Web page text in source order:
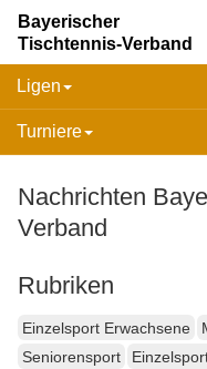
Bayerischer
Tischtennis-Verband
Ligen
Turniere
Nachrichten
Verband
Rubriken
Einzelsport Erwachsene
Seniorensport